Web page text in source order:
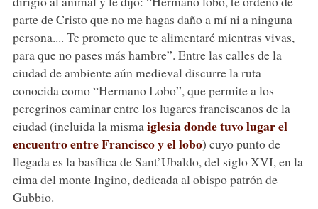
parte de Cristo que no me hagas daño a mí ni a ninguna
persona.... Te prometo que te alimentaré mientras vivas,
para que no pases más hambre”. Entre las calles de la
ciudad de ambiente aún medieval discurre la ruta
conocida como “Hermano Lobo”, que permite a los
peregrinos caminar entre los lugares franciscanos de la
ciudad (incluida la mismaiglesia donde tuvo lugar el
encuentro entre Francisco y el lobo) cuyo punto de
llegada es la basílica de Sant’Ubaldo, del siglo XVI, en la
cima del monte Ingino, dedicada al obispo patrón de
Gubbio.